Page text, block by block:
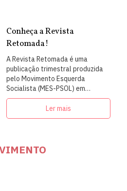
Conheça a Revista
Retomada!
A Revista Retomada é uma
publicação trimestral produzida
pelo Movimento Esquerda
Socialista (MES-PSOL) em
articulação com intelectuais,
militantes e artistas
Ler mais